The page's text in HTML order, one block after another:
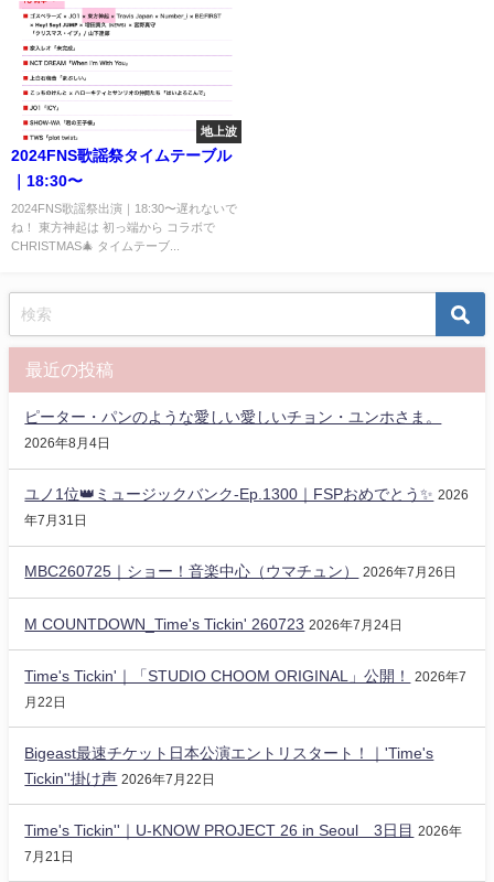
地上波
2024FNS歌謡祭タイムテーブル
｜18:30〜
2024FNS歌謡祭出演｜18:30〜遅れないで
ね！ 東方神起は 初っ端から コラボで
CHRISTMAS🎄 タイムテーブ...
最近の投稿
ピーター・パンのような愛しい愛しいチョン・ユンホさま。
2026年8月4日
ユノ1位👑ミュージックバンク-Ep.1300｜FSPおめでとう✨️ 2026
年7月31日
MBC260725｜ショー！音楽中心（ウマチュン） 2026年7月26日
M COUNTDOWN_Time's Tickin' 260723 2026年7月24日
Time's Tickin'｜「STUDIO CHOOM ORIGINAL」公開！
2026年7
月22日
Bigeast最速チケット日本公演エントリスタート！｜'Time's
Tickin''掛け声 2026年7月22日
Time's Tickin''｜U-KNOW PROJECT 26 in Seoul 3日目
2026年
7月21日